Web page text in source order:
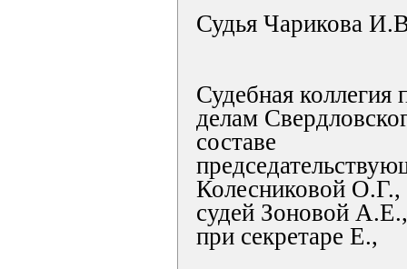
Судья Чарикова
Судебная коллегия
делам
составе
Колесниковой О.Г.,
судей Зоновой
при секретаре Е.,